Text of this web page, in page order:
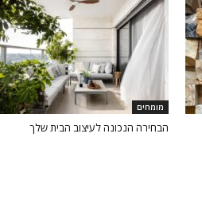
מומחים
הבחירה הנכונה לעיצוב הבית שלך